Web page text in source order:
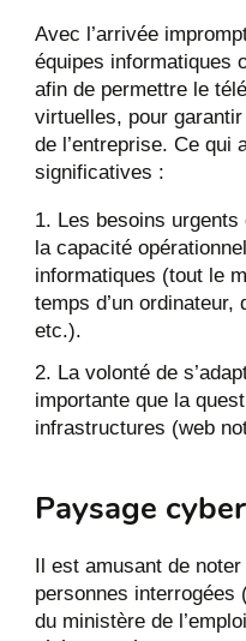
Avec l’arrivée
équipes informatiques
afin de permettre le
virtuelles, pour
de l’entreprise. Ce qui
significatives :
Les besoins
la capacité
informatiques (tout le
temps d’un ordinateur,
etc.).
La volonté de
importante que la
infrastructures (web
Paysage
Il est amusant de noter
personnes interrogées
du ministère de